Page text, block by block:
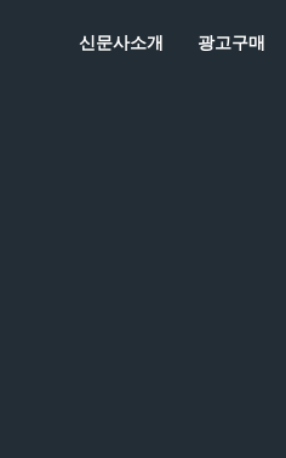
신문사소개 광고구매